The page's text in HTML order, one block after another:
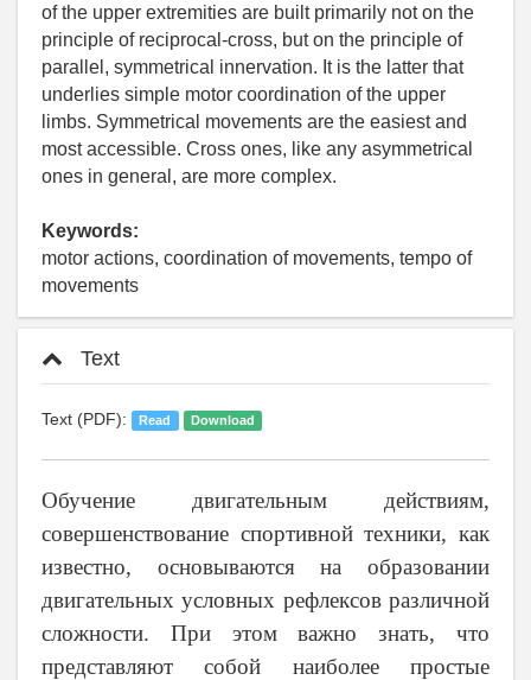
of the upper extremities are built primarily not on the
principle of reciprocal-cross, but on the principle of
parallel, symmetrical innervation. It is the latter that
underlies simple motor coordination of the upper
limbs. Symmetrical movements are the easiest and
most accessible. Cross ones, like any asymmetrical
ones in general, are more complex.
Keywords:
motor actions, coordination of movements, tempo of
movements
Text
Text (PDF): Read Download
Обучение двигательным действиям,
совершенствование спортивной техники, как
известно, основываются на образовании
двигательных условных рефлексов различной
сложности. При этом важно знать, что
представляют собой наиболее простые